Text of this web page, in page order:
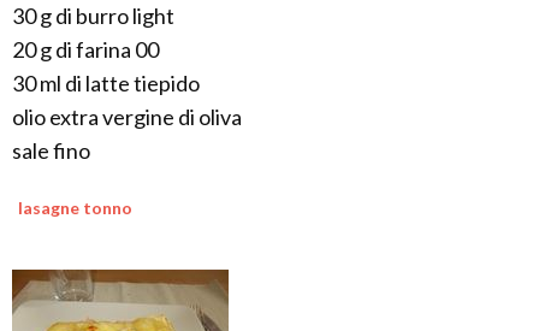
30 g di burro light
20 g di farina 00
30 ml di latte tiepido
olio extra vergine di oliva
sale fino
lasagne tonno